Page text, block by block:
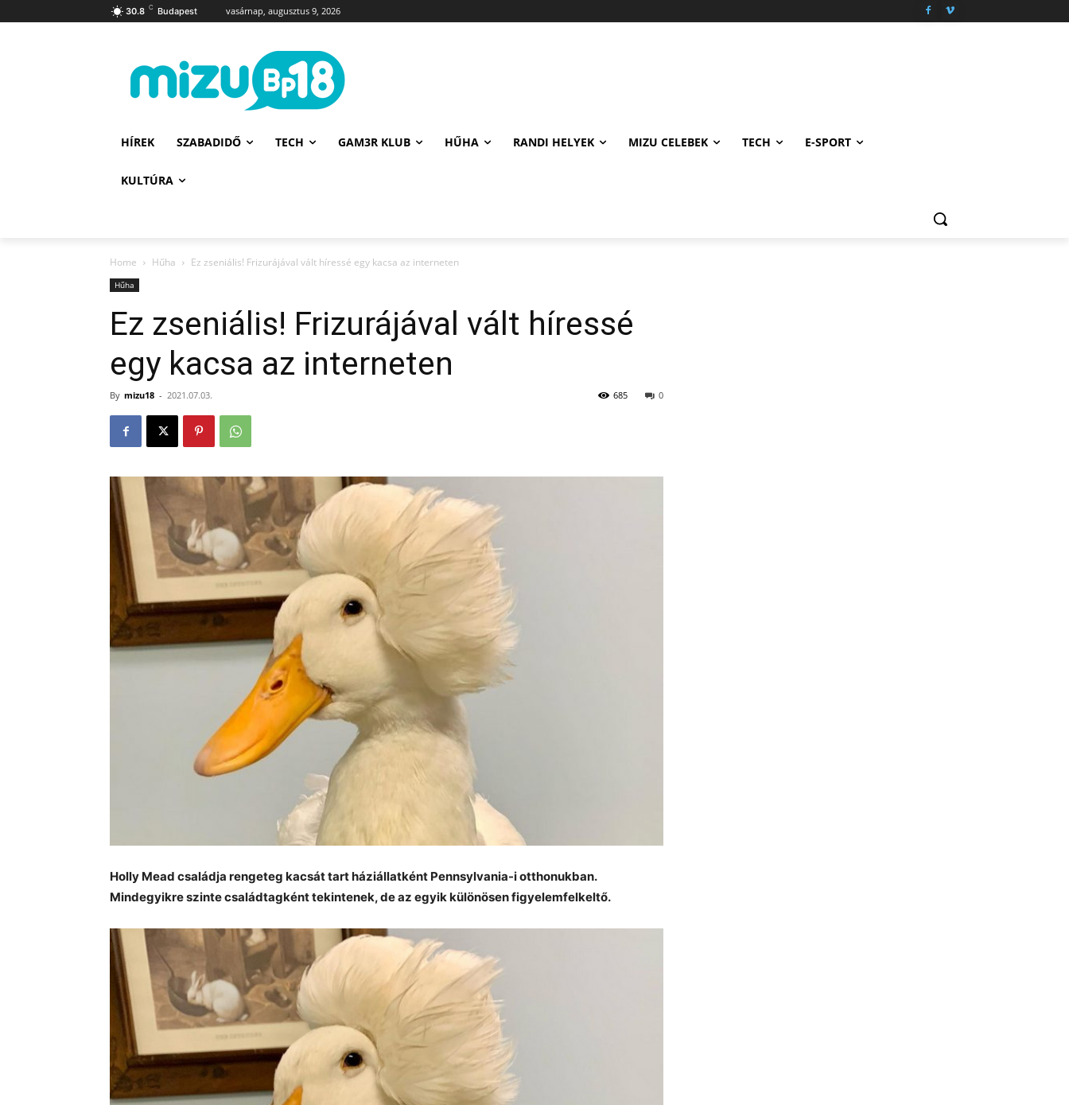
30.8 C Budapest vasárnap, augusztus 9, 2026
HÍREK SZABADIDŐ TECH GAM3R KLUB HŰHA RANDI HELYEK MIZU CELEBEK TECH E-SPORT
KULTÚRA
Home Hűha Ez zseniális! Frizurájával vált híressé egy kacsa az interneten
Hűha
Ez zseniális! Frizurájával vált híressé
egy kacsa az interneten
By mizu18 - 2021.07.03. 0
685
Holly Mead családja rengeteg kacsát tart háziállatként Pennsylvania-i otthonukban.
Mindegyikre szinte családtagként tekintenek, de az egyik különösen figyelemfelkeltő.